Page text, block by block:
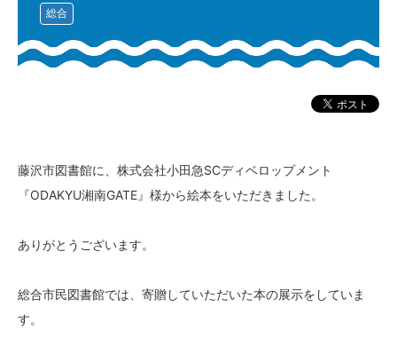
総合
藤沢市図書館に、株式会社小田急SCディベロップメント
『ODAKYU湘南GATE』様から絵本をいただきました。
ありがとうございます。
総合市民図書館では、寄贈していただいた本の展示をしていま
す。